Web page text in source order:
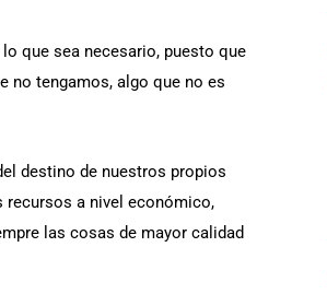
que sea necesario, puesto que
no tengamos, algo que no es
destino de nuestros propios
a nivel económico,
las cosas de mayor calidad